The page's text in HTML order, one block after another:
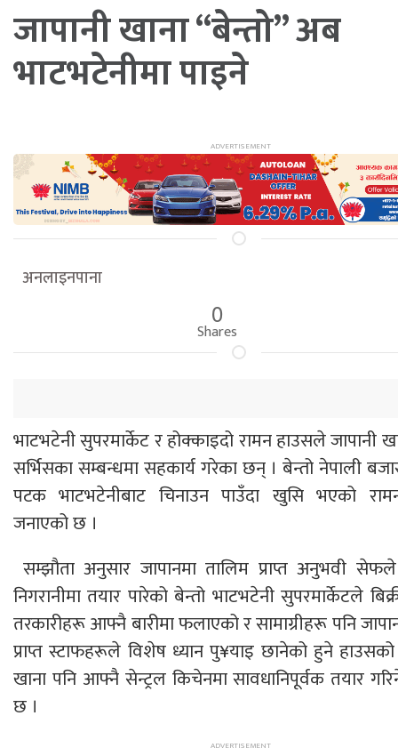
जापानी खाना “बेन्तो” अब
भाटभटेनीमा पाइने
अनलाइनपाना
0
Shares
भाटभटेनी सुपरमार्केट र होक्काइदो रामन हाउसले जापानी
सर्भिसका सम्बन्धमा सहकार्य गरेका छन् । बेन्तो नेपाली
पटक भाटभटेनीबाट चिनाउन पाउँदा खुसि भएको
जनाएको छ ।
सम्झौता अनुसार जापानमा तालिम प्राप्त अनुभवी
निगरानीमा तयार पारेको बेन्तो भाटभटेनी सुपरमार्केटले
तरकारीहरू आफ्नै बारीमा फलाएको र सामाग्रीहरू पनि
प्राप्त स्टाफहरूले विशेष ध्यान पु¥याइ छानेको हुने
खाना पनि आफ्नै सेन्ट्रल किचेनमा सावधानिपूर्वक तयार
छ ।